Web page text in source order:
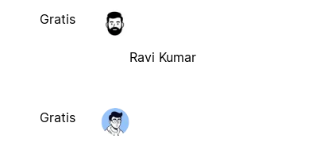
Gratis
Ravi Kumar
Gratis